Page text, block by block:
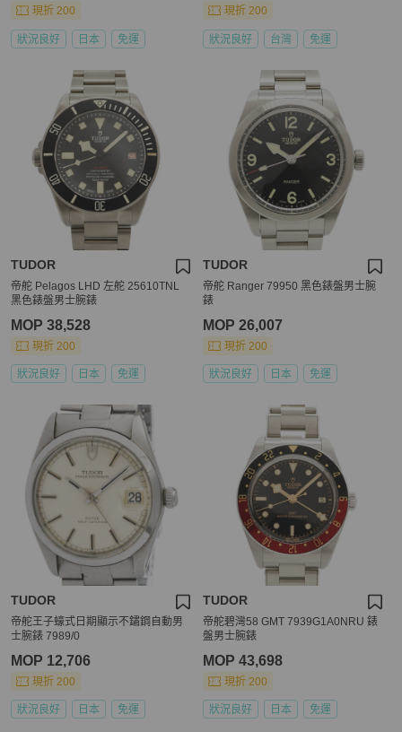
現折 200
狀況良好 日本 免運
現折 200
狀況良好 台灣 免運
TUDOR
帝舵 Pelagos LHD 左舵 25610TNL
黑色錶盤男士腕錶
MOP 38,528
現折 200
狀況良好 日本 免運
TUDOR
帝舵 Ranger 79950 黑色錶盤男士腕
錶
MOP 26,007
現折 200
狀況良好 日本 免運
TUDOR
帝舵王子蠔式日期顯示不鏽鋼自動男
士腕錶 7989/0
MOP 12,706
現折 200
狀況良好 日本 免運
TUDOR
帝舵碧灣58 GMT 7939G1A0NRU 錶
盤男士腕錶
MOP 43,698
現折 200
狀況良好 日本 免運